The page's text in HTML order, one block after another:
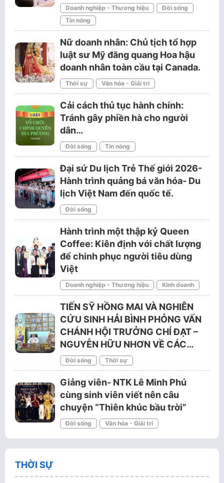
Doanh nghiệp - Thương hiệu
Đời sống
Tin nóng
Nữ doanh nhân: Chủ tịch tổ hợp
luật sư Mỹ đăng quang Hoa hậu
doanh nhân toàn cầu tại Canada.
Thời sự Văn hóa - Giải trí
Cải cách thủ tục hành chính:
Tránh gây phiền hà cho người
dân…
Đời sống Tin nóng
Đại sứ Du lịch Trẻ Thế giới 2026-
Hành trình quảng bá văn hóa- Du
lịch Việt Nam đến quốc tế.
Đời sống
Hành trình một thập kỷ Queen
Coffee: Kiên định với chất lượng
để chinh phục người tiêu dùng
Việt
Doanh nghiệp - Thương hiệu Kinh doanh
TIẾN SỸ HỒNG MAI VÀ NGHIÊN
CỨU SINH HẢI BÌNH PHỎNG VẤN
CHÁNH HỘI TRƯỞNG CHÍ ĐẠT –
NGUYỄN HỮU NHƠN VỀ CÁC…
Đời sống Thời sự
Giảng viên- NTK Lê Minh Phú
cùng sinh viên viết nên câu
chuyện “Thiên khúc bầu trời”
Đời sống Văn hóa - Giải trí
THỜI SỰ